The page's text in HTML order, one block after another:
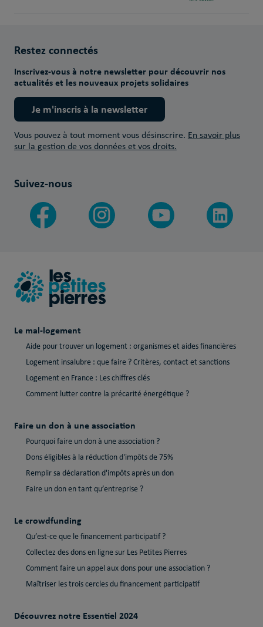
Restez connectés
Inscrivez-vous à notre newsletter pour découvrir nos
actualités et les nouveaux projets solidaires
Je m'inscris à la newsletter
Vous pouvez à tout moment vous désinscrire. En savoir plus
sur la gestion de vos données et vos droits.
Suivez-nous
Le mal-logement
Aide pour trouver un logement : organismes et aides financières
Logement insalubre : que faire ? Critères, contact et sanctions
Logement en France : Les chiffres clés
Comment lutter contre la précarité énergétique ?
Faire un don à une association
Pourquoi faire un don à une association ?
Dons éligibles à la réduction d'impôts de 75%
Remplir sa déclaration d'impôts après un don
Faire un don en tant qu’entreprise ?
Le crowdfunding
Qu’est-ce que le financement participatif ?
Collectez des dons en ligne sur Les Petites Pierres
Comment faire un appel aux dons pour une association ?
Maîtriser les trois cercles du financement participatif
Découvrez notre Essentiel 2024